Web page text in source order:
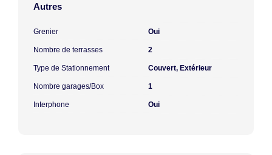
Autres
Grenier Oui
Nombre de terrasses 2
Type de Stationnement Couvert, Extérieur
Nombre garages/Box 1
Interphone Oui